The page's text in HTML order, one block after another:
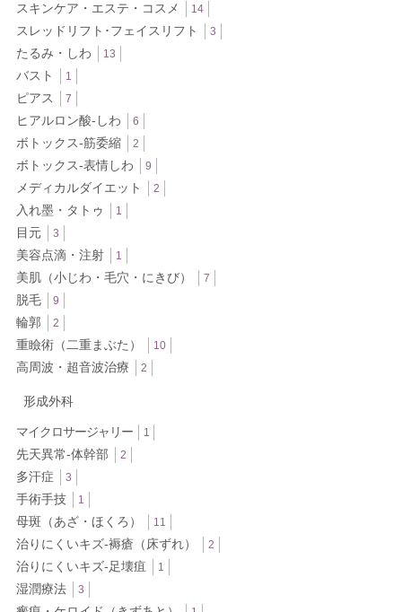
スキンケア・エステ・コスメ 14
スレッドリフト･フェイスリフト 3
たるみ・しわ 13
バスト 1
ピアス 7
ヒアルロン酸-しわ 6
ボトックス‐筋委縮 2
ボトックス‐表情しわ 9
メディカルダイエット 2
入れ墨・タトゥ 1
目元 3
美容点滴・注射 1
美肌（小じわ・毛穴・にきび） 7
脱毛 9
輪郭 2
重瞼術（二重まぶた） 10
高周波・超音波治療 2
形成外科
マイクロサージャリー 1
先天異常-体幹部 2
多汗症 3
手術手技 1
母斑（あざ・ほくろ） 11
治りにくいキズ-褥瘡（床ずれ） 2
治りにくいキズ-足壊疽 1
湿潤療法 3